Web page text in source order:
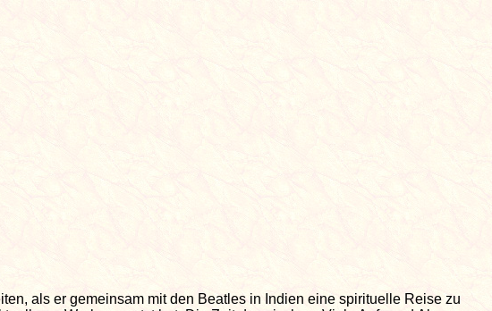
als er gemeinsam mit den Beatles in Indien eine spirituelle Reise zu